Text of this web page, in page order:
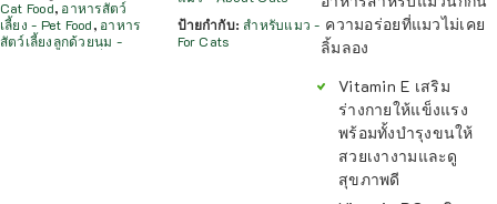
Cat Food, อาหารสัตว์
เลี้ยง - Pet Food, อาหาร
สัตว์เลี้ยงลูกด้วยนม -
ป้ายกำกับ:สำหรับแมว -
For Cats
ความอร่อยที่แมวไม่เคย
ลิ้มลอง
Vitamin E เสริม
ร่างกายให้แข็งแรง
พร้อมทั้งบำรุงขนให้
สวยเงางามและดู
สุขภาพดี